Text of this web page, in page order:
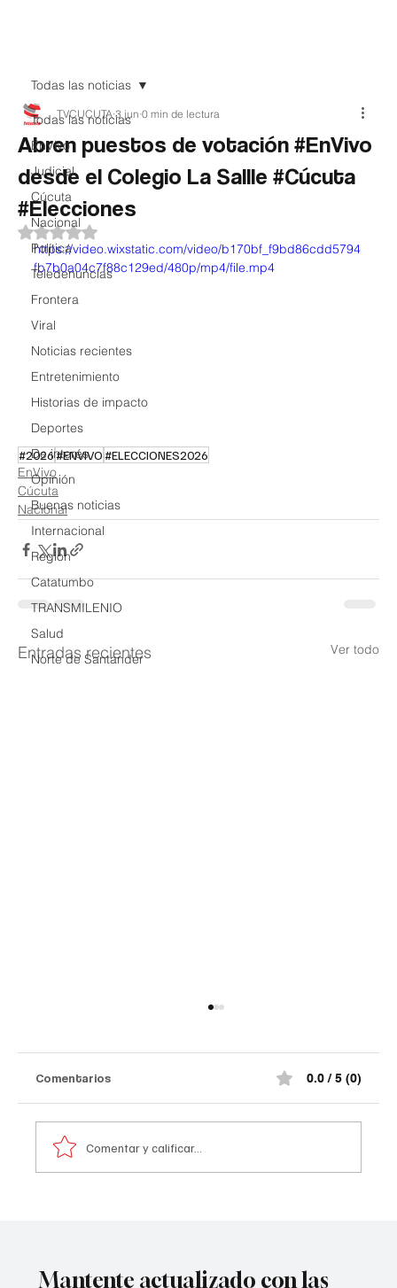
Todas las noticias
EnVivo
Judicial
Cúcuta
Nacional
Política
Teledenuncias
Frontera
Viral
Noticias recientes
Entretenimiento
Historias de impacto
Deportes
De interés
Opinión
Buenas noticias
Internacional
Region
Catatumbo
TRANSMILENIO
Salud
Norte de Santander
Todas las noticias
Abren puestos de votación #EnVivo
desde el Colegio La Sallle #Cúcuta
#Elecciones
TVCUCUTA 3 jun 0 min de lectura
Obtuvo NaN de 5 estrellas.
https://video.wixstatic.com/video/b170bf_f9bd86cdd5794
fb7b0a04c7f88c129ed/480p/mp4/file.mp4
#2026#ENVIVO#ELECCIONES2026
EnVivo
Cúcuta
Nacional
Entradas recientes Ver todo
terr0r1st@ de la madrugada
¡Impactante! Así quedó el comando de la
información preliminar, la explosión estuvo
acompañada por ráf@g@s
Comentarios 0.0 / 5 (0)
Comentar y calificar...
Mantente actualizado con las